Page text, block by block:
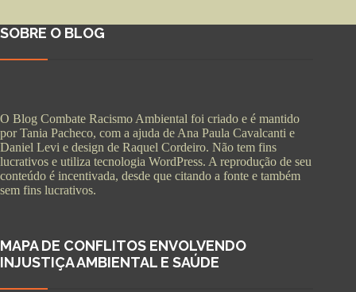
SOBRE O BLOG
O Blog Combate Racismo Ambiental foi criado e é mantido
por Tania Pacheco, com a ajuda de Ana Paula Cavalcanti e
Daniel Levi e design de Raquel Cordeiro. Não tem fins
lucrativos e utiliza tecnologia WordPress. A reprodução de seu
conteúdo é incentivada, desde que citando a fonte e também
sem fins lucrativos.
MAPA DE CONFLITOS ENVOLVENDO
INJUSTIÇA AMBIENTAL E SAÚDE